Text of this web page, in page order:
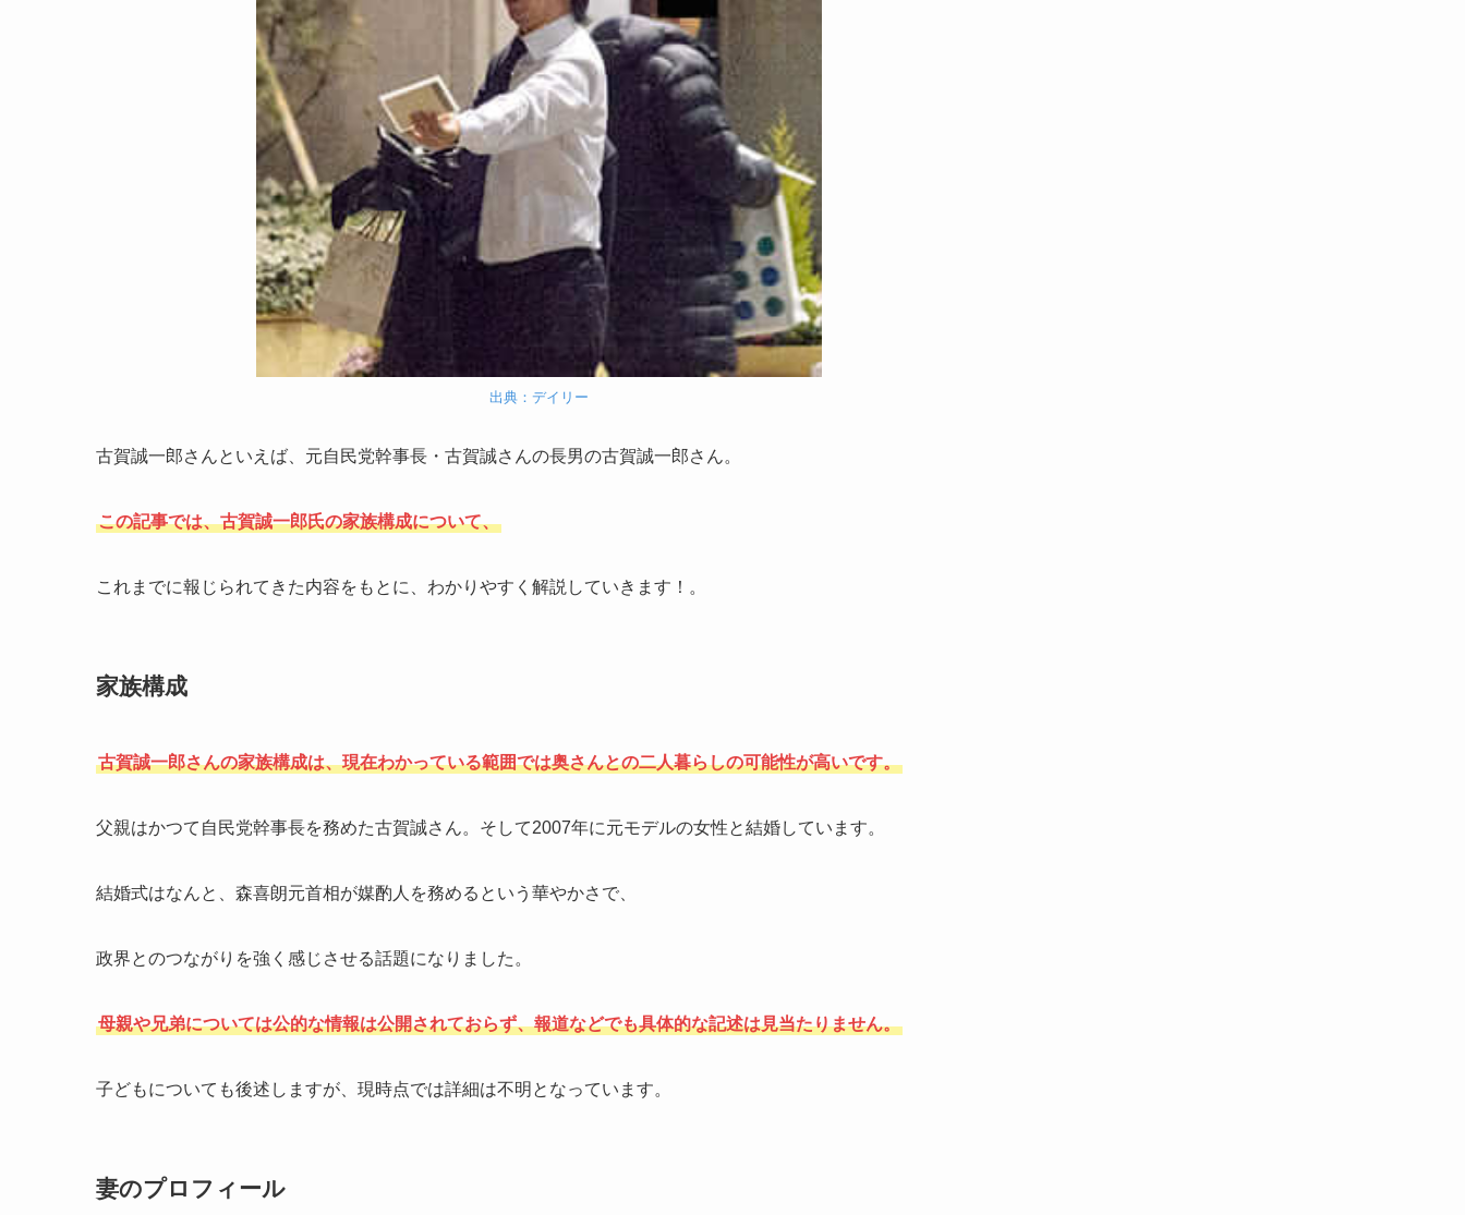
出典：デイリー
古賀誠一郎さんといえば、元自民党幹事長・古賀誠さんの長男の古賀誠一郎さん。
この記事では、古賀誠一郎氏の家族構成について、
これまでに報じられてきた内容をもとに、わかりやすく解説していきます！。
家族構成
古賀誠一郎さんの家族構成は、現在わかっている範囲では奥さんとの二人暮らしの可能性が高いです。
父親はかつて自民党幹事長を務めた古賀誠さん。そして2007年に元モデルの女性と結婚しています。
結婚式はなんと、森喜朗元首相が媒酌人を務めるという華やかさで、
政界とのつながりを強く感じさせる話題になりました。
母親や兄弟については公的な情報は公開されておらず、報道などでも具体的な記述は見当たりません。
子どもについても後述しますが、現時点では詳細は不明となっています。
妻のプロフィール